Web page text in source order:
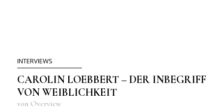
INTERVIEWS
CAROLIN LOEBBERT – DER INBEGRIFF
VON WEIBLICHKEIT
von Overview